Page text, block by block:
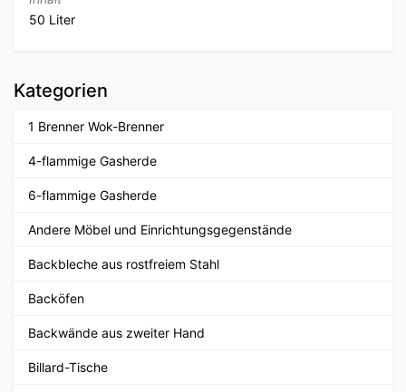
50 Liter
Kategorien
1 Brenner Wok-Brenner
4-flammige Gasherde
6-flammige Gasherde
Andere Möbel und Einrichtungsgegenstände
Backbleche aus rostfreiem Stahl
Backöfen
Backwände aus zweiter Hand
Billard-Tische